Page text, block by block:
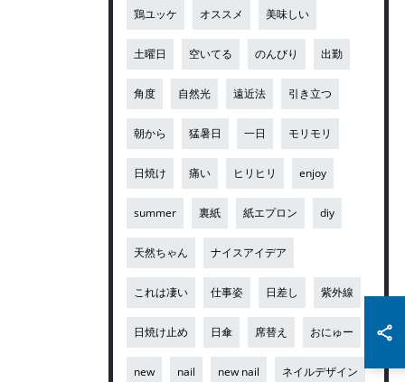
鶏ユッケ オススメ 美味しい
土曜日 空いてる のんびり 出勤
角度 自然光 遠近法 引き立つ
朝から 猛暑日 一日 モリモリ
日焼け 痛い ヒリヒリ enjoy
summer 裏紙 紙エプロン diy
天然ちゃん ナイスアイデア
これは凄い 仕事姿 日差し 紫外線
日焼け止め 日傘 席替え おにゅー
new nail new nail ネイルデザイン